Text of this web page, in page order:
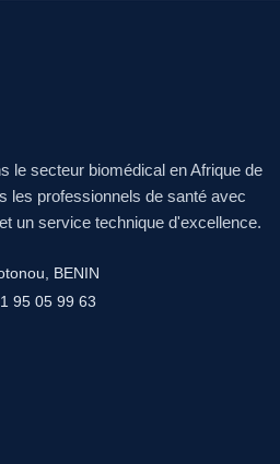
le secteur biomédical en Afrique de
les professionnels de santé avec
un service technique d'excellence.
BENIN
95 05 99 63